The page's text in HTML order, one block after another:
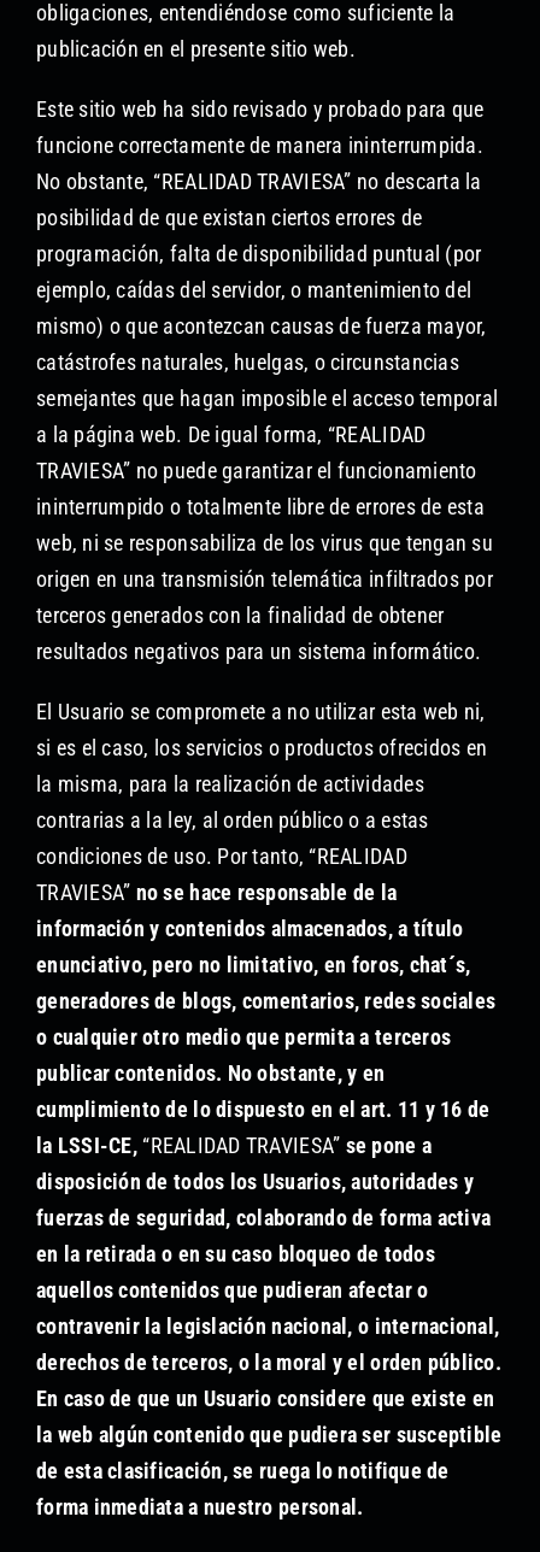
obligaciones, entendiéndose como suficiente la
publicación en el presente sitio web.
Este sitio web ha sido revisado y probado para que
funcione correctamente de manera ininterrumpida.
No obstante, “REALIDAD TRAVIESA” no descarta la
posibilidad de que existan ciertos errores de
programación, falta de disponibilidad puntual (por
ejemplo, caídas del servidor, o mantenimiento del
mismo) o que acontezcan causas de fuerza mayor,
catástrofes naturales, huelgas, o circunstancias
semejantes que hagan imposible el acceso temporal
a la página web. De igual forma, “REALIDAD
TRAVIESA” no puede garantizar el funcionamiento
ininterrumpido o totalmente libre de errores de esta
web, ni se responsabiliza de los virus que tengan su
origen en una transmisión telemática infiltrados por
terceros generados con la finalidad de obtener
resultados negativos para un sistema informático.
El Usuario se compromete a no utilizar esta web ni,
si es el caso, los servicios o productos ofrecidos en
la misma, para la realización de actividades
contrarias a la ley, al orden público o a estas
condiciones de uso. Por tanto, “REALIDAD
TRAVIESA” no se hace responsable de la
información y contenidos almacenados, a título
enunciativo, pero no limitativo, en foros, chat´s,
generadores de blogs, comentarios, redes sociales
o cualquier otro medio que permita a terceros
publicar contenidos. No obstante, y en
cumplimiento de lo dispuesto en el art. 11 y 16 de
la LSSI-CE, “REALIDAD TRAVIESA” se pone a
disposición de todos los Usuarios, autoridades y
fuerzas de seguridad, colaborando de forma activa
en la retirada o en su caso bloqueo de todos
aquellos contenidos que pudieran afectar o
contravenir la legislación nacional, o internacional,
derechos de terceros, o la moral y el orden público.
En caso de que un Usuario considere que existe en
la web algún contenido que pudiera ser susceptible
de esta clasificación, se ruega lo notifique de
forma inmediata a nuestro personal.